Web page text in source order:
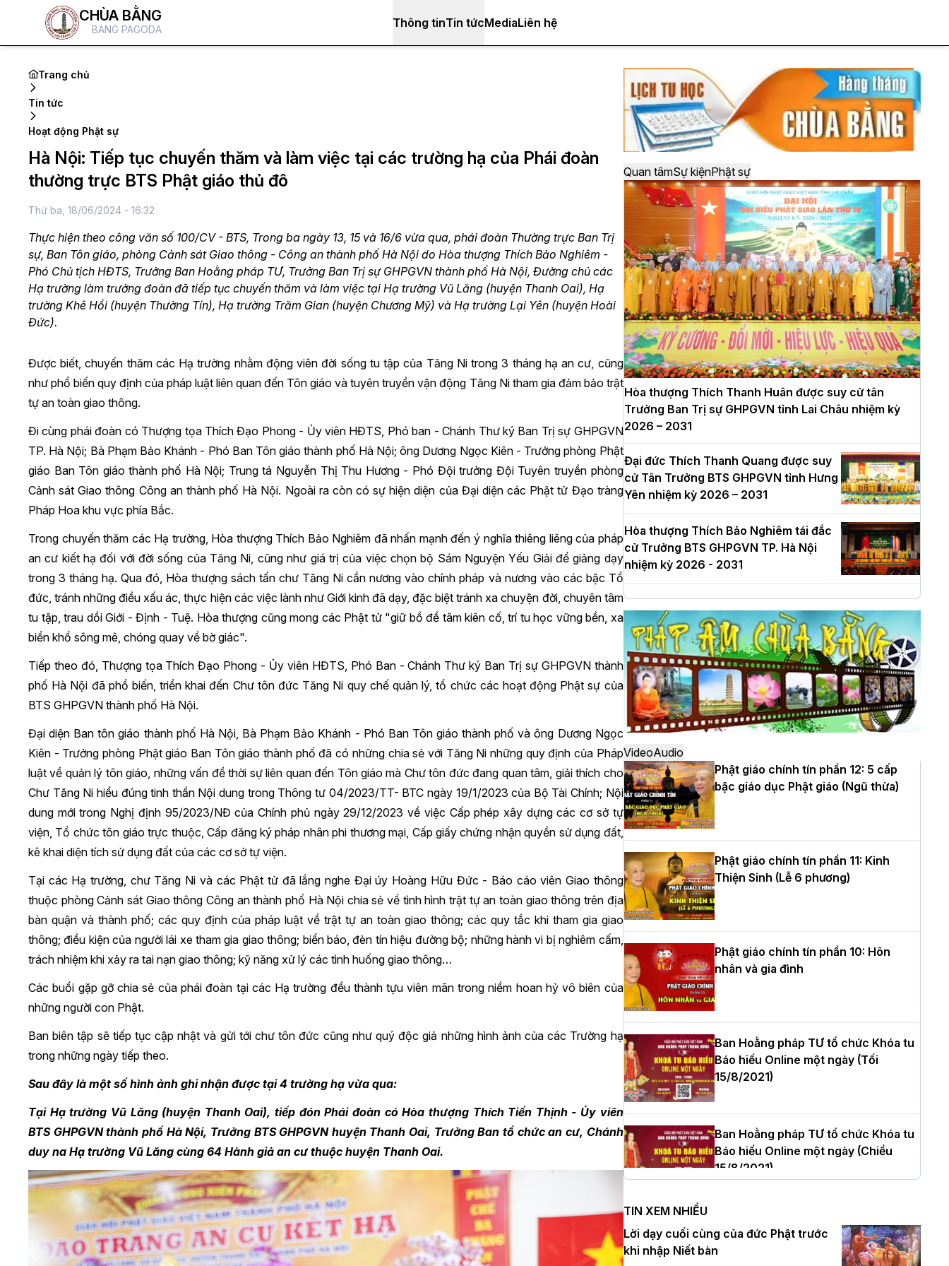
CHÙA BẰNG
BANG PAGODA Thông tinTin tứcMediaLiên hệ
Trang chủ
Tin tức
Hoạt động Phật sự
Hà Nội: Tiếp tục chuyến thăm và làm việc tại các trường hạ của Phái đoàn
thường trực BTS Phật giáo thủ đô
Thứ ba, 18/06/2024 - 16:32
Thực hiện theo công văn số 100/CV - BTS, Trong ba ngày 13, 15 và 16/6 vừa qua, phái đoàn Thường trực Ban Trị
sự, Ban Tôn giáo, phòng Cảnh sát Giao thông - Công an thành phố Hà Nội do Hòa thượng Thích Bảo Nghiêm -
Phó Chủ tịch HĐTS, Trưởng Ban Hoằng pháp TƯ, Trưởng Ban Trị sự GHPGVN thành phố Hà Nội, Đường chủ các
Hạ trường làm trưởng đoàn đã tiếp tục chuyến thăm và làm việc tại Hạ trường Vũ Lăng (huyện Thanh Oai), Hạ
trường Khê Hồi (huyện Thường Tín), Hạ trường Trăm Gian (huyện Chương Mỹ) và Hạ trường Lại Yên (huyện Hoài
Đức).
Được biết, chuyến thăm các Hạ trường nhằm động viên đời sống tu tập của Tăng Ni trong 3 tháng hạ an cư, cũng
như phổ biến quy định của pháp luật liên quan đến Tôn giáo và tuyên truyền vận động Tăng Ni tham gia đảm bảo trật
tự an toàn giao thông.
Đi cùng phái đoàn có Thượng tọa Thích Đạo Phong - Ủy viên HĐTS, Phó ban - Chánh Thư ký Ban Trị sự GHPGVN
TP. Hà Nội; Bà Phạm Bảo Khánh - Phó Ban Tôn giáo thành phố Hà Nội; ông Dương Ngọc Kiên - Trưởng phòng Phật
giáo Ban Tôn giáo thành phố Hà Nội; Trung tá Nguyễn Thị Thu Hương - Phó Đội trưởng Đội Tuyên truyền phòng
Cảnh sát Giao thông Công an thành phố Hà Nội. Ngoài ra còn có sự hiện diện của Đại diện các Phật tử Đạo tràng
Pháp Hoa khu vực phía Bắc.
Trong chuyến thăm các Hạ trường, Hòa thượng Thích Bảo Nghiêm đã nhấn mạnh đến ý nghĩa thiêng liêng của pháp
an cư kiết hạ đối với đời sống của Tăng Ni, cũng như giá trị của việc chọn bộ Sám Nguyện Yếu Giải để giảng dạy
trong 3 tháng hạ. Qua đó, Hòa thượng sách tấn chư Tăng Ni cần nương vào chính pháp và nương vào các bậc Tổ
đức, tránh những điều xấu ác, thực hiện các việc lành như Giới kinh đã dạy, đặc biệt tránh xa chuyện đời, chuyên tâm
tu tập, trau dồi Giới - Định - Tuệ. Hòa thượng cũng mong các Phật tử "giữ bồ đề tâm kiên cố, trí tu học vững bền, xa
biển khổ sông mê, chóng quay về bờ giác".
Tiếp theo đó, Thượng tọa Thích Đạo Phong - Ủy viên HĐTS, Phó Ban - Chánh Thư ký Ban Trị sự GHPGVN thành
phố Hà Nội đã phổ biến, triển khai đến Chư tôn đức Tăng Ni quy chế quản lý, tổ chức các hoạt động Phật sự của
BTS GHPGVN thành phố Hà Nội.
Đại diện Ban tôn giáo thành phố Hà Nội, Bà Phạm Bảo Khánh - Phó Ban Tôn giáo thành phố và ông Dương Ngọc
Kiên - Trưởng phòng Phật giáo Ban Tôn giáo thành phố đã có những chia sẻ với Tăng Ni những quy định của Pháp
luật về quản lý tôn giáo, những vấn đề thời sự liên quan đến Tôn giáo mà Chư tôn đức đang quan tâm, giải thích cho
Chư Tăng Ni hiểu đúng tinh thần Nội dung trong Thông tư 04/2023/TT- BTC ngày 19/1/2023 của Bộ Tài Chính; Nội
dung mới trong Nghị định 95/2023/NĐ của Chính phủ ngày 29/12/2023 về việc Cấp phép xây dựng các cơ sở tự
viện, Tổ chức tôn giáo trực thuộc, Cấp đăng ký pháp nhân phi thương mại, Cấp giấy chứng nhận quyền sử dụng đất,
kê khai diện tích sử dụng đất của các cơ sở tự viện.
Tại các Hạ trường, chư Tăng Ni và các Phật tử đã lắng nghe Đại úy Hoàng Hữu Đức - Báo cáo viên Giao thông
thuộc phòng Cảnh sát Giao thông Công an thành phố Hà Nội chia sẻ về tình hình trật tự an toàn giao thông trên địa
bàn quận và thành phố; các quy định của pháp luật về trật tự an toàn giao thông; các quy tắc khi tham gia giao
thông; điều kiện của người lái xe tham gia giao thông; biển báo, đèn tín hiệu đường bộ; những hành vi bị nghiêm cấm,
trách nhiệm khi xảy ra tai nạn giao thông; kỹ năng xử lý các tình huống giao thông…
Các buổi gặp gỡ chia sẻ của phái đoàn tại các Hạ trường đều thành tựu viên mãn trong niềm hoan hỷ vô biên của
những người con Phật.
Ban biên tập sẽ tiếp tục cập nhật và gửi tới chư tôn đức cũng như quý độc giả những hình ảnh của các Trường hạ
trong những ngày tiếp theo.
Sau đây là một số hình ảnh ghi nhận được tại 4 trường hạ vừa qua:
Tại Hạ trường Vũ Lăng (huyện Thanh Oai), tiếp đón Phái đoàn có Hòa thượng Thích Tiến Thịnh - Ủy viên
BTS GHPGVN thành phố Hà Nội, Trưởng BTS GHPGVN huyện Thanh Oai, Trưởng Ban tổ chức an cư, Chánh
duy na Hạ trường Vũ Lăng cùng 64 Hành giả an cư thuộc huyện Thanh Oai.
Quan tâmSự kiệnPhật sự
Hòa thượng Thích Thanh Huân được suy cử tân
Trưởng Ban Trị sự GHPGVN tỉnh Lai Châu nhiệm kỳ
2026 – 2031
Đại đức Thích Thanh Quang được suy
cử Tân Trưởng BTS GHPGVN tỉnh Hưng
Yên nhiệm kỳ 2026 – 2031
Hòa thượng Thích Bảo Nghiêm tái đắc
cử Trưởng BTS GHPGVN TP. Hà Nội
nhiệm kỳ 2026 - 2031
Hà Nội: Long trọng lễ khởi công xây
dựng Trung tâm văn hóa Phật giáo Thủ
đô
Hà Nội: Ngày tu học cuối cùng khép lại
khóa sinh hoạt Phật pháp mùa hè lần
thứ XIV tại chùa Bằng
Học yêu thương trong ngày tu tập thứ
tư của Khóa sinh hoạt Phật pháp mùa
hè tại chùa Bằng
HT.Thích Thọ Lạc được suy cử làm tân
Trưởng BTS GHPGVN tỉnh Nghệ An
Hòa thượng Thích Quảng Tùng tái đắc
cử Trưởng BTS GHPGVN thành phố Hải
Phòng nhiệm kỳ 2026 – 2031
Thượng tọa Thích Tâm Chính được suy
cử tân Trưởng ban Trị sự GHPGVN tỉnh
Hà Nội: Tăng Ni Trường hạ Bồ Đề trang
nghiêm tác pháp Tiền an cư PL.2570 –
DL.2026
VideoAudio
Phật giáo chính tín phần 12: 5 cấp
bậc giáo dục Phật giáo (Ngũ thừa)
Phật giáo chính tín phần 11: Kinh
Thiện Sinh (Lễ 6 phương)
Phật giáo chính tín phần 10: Hôn
nhân và gia đình
Ban Hoằng pháp TƯ tổ chức Khóa tu
Báo hiếu Online một ngày (Tối
15/8/2021)
Ban Hoằng pháp TƯ tổ chức Khóa tu
Báo hiếu Online một ngày (Chiều
15/8/2021)
Ban Hoằng pháp TƯ tổ chức Khóa tu
Báo hiếu Online một ngày (Sáng
15/8/2021)
TIN XEM NHIỀU
Lời dạy cuối cùng của đức Phật trước
khi nhập Niết bàn